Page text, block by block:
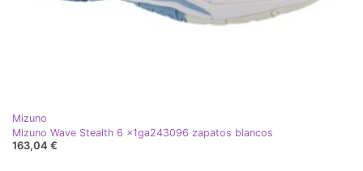
Mizuno
Mizuno Wave Stealth 6 x1ga243096 zapatos blancos
163,04 €